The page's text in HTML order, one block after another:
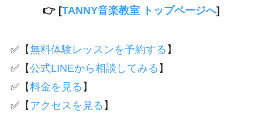
👉 [TANNY音楽教室 トップページへ]
✅【無料体験レッスンを予約する 】
✅【公式LINEから相談してみる 】
✅【料金を見る 】
✅【 アクセスを見る 】